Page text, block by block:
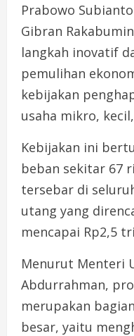
Prabowo
Gibran
langkah inovatif
pemulihan
kebijakan
usaha mikro,
Kebijakan ini
beban sekitar 67
tersebar di
utang yang
mencapai Rp2,5
Menurut Menteri
Abdurrahman,
merupakan
besar, yaitu